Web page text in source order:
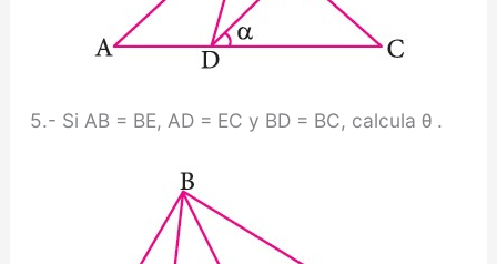
5.- Si AB = BE, AD = EC y BD = BC, calcula θ .